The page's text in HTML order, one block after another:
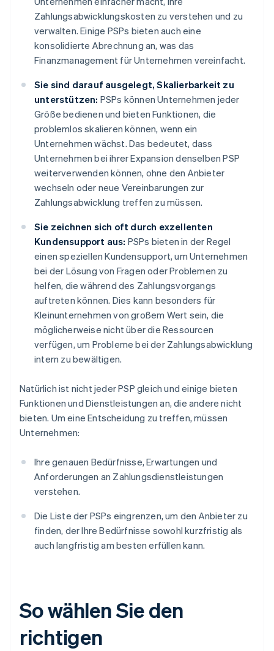
Zahlungsabwicklungskosten zu verstehen und zu
verwalten. Einige PSPs bieten auch eine
konsolidierte Abrechnung an, was das
Finanzmanagement für Unternehmen vereinfacht.
Sie sind darauf ausgelegt, Skalierbarkeit zu
unterstützen: PSPs können Unternehmen jeder
Größe bedienen und bieten Funktionen, die
problemlos skalieren können, wenn ein
Unternehmen wächst. Das bedeutet, dass
Unternehmen bei ihrer Expansion denselben PSP
weiterverwenden können, ohne den Anbieter
wechseln oder neue Vereinbarungen zur
Zahlungsabwicklung treffen zu müssen.
Sie zeichnen sich oft durch exzellenten
Kundensupport aus: PSPs bieten in der Regel
einen speziellen Kundensupport, um Unternehmen
bei der Lösung von Fragen oder Problemen zu
helfen, die während des Zahlungsvorgangs
auftreten können. Dies kann besonders für
Kleinunternehmen von großem Wert sein, die
möglicherweise nicht über die Ressourcen
verfügen, um Probleme bei der Zahlungsabwicklung
intern zu bewältigen.
Natürlich ist nicht jeder PSP gleich und einige bieten
Funktionen und Dienstleistungen an, die andere nicht
bieten. Um eine Entscheidung zu treffen, müssen
Unternehmen:
Ihre genauen Bedürfnisse, Erwartungen und
Anforderungen an Zahlungsdienstleistungen
verstehen.
Die Liste der PSPs eingrenzen, um den Anbieter zu
finden, der Ihre Bedürfnisse sowohl kurzfristig als
auch langfristig am besten erfüllen kann.
So wählen Sie den
richtigen